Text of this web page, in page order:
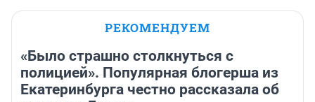
РЕКОМЕНДУЕМ
«Было страшно столкнуться с
полицией». Популярная блогерша из
Екатеринбурга честно рассказала об